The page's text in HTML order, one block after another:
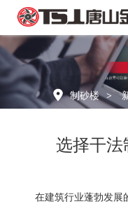
制
砂
制砂楼
选择干
在建筑行业蓬勃发展